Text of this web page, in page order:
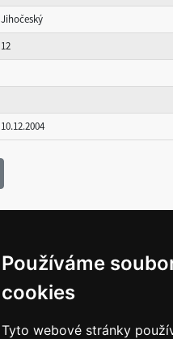
Používáme
cookies
Tyto webové stránky
Jihočeský
12
10.12.2004